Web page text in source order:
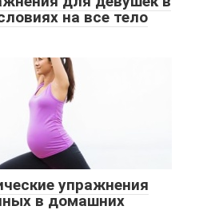
на все тело
упражнения
в домашних